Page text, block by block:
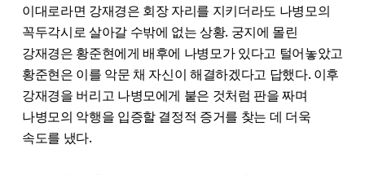
이대로라면 강재경은 회장 자리를 지키더라도 나병모의
꼭두각시로 살아갈 수밖에 없는 상황. 궁지에 몰린
강재경은 황준현에게 배후에 나병모가 있다고 털어놓았고
황준현은 이를 악문 채 자신이 해결하겠다고 답했다. 이후
강재경을 버리고 나병모에게 붙은 것처럼 판을 짜며
나병모의 악행을 입증할 결정적 증거를 찾는 데 더욱
속도를 냈다.